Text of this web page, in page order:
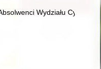
1985 : katalog, cennik
Wydziału